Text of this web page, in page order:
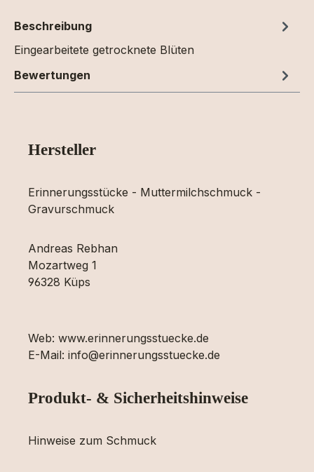
Beschreibung
Eingearbeitete getrocknete Blüten
Bewertungen
Hersteller
Erinnerungsstücke - Muttermilchschmuck -
Gravurschmuck
Andreas Rebhan
Mozartweg 1
96328 Küps
Web: www.erinnerungsstuecke.de
E-Mail: info@erinnerungsstuecke.de
Produkt- & Sicherheitshinweise
Hinweise zum Schmuck